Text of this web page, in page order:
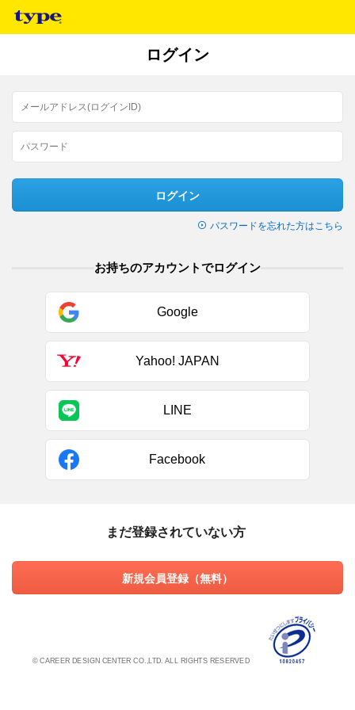
ログイン
ログイン
パスワードを忘れた方はこちら
お持ちのアカウントでログイン
Google
Yahoo! JAPAN
LINE
Facebook
まだ登録されていない方
新規会員登録（無料）
© CAREER DESIGN CENTER CO.,LTD. ALL RIGHTS RESERVED